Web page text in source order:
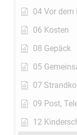
04 Vor dem
06 Kosten
08 Gepäck
05
07
09 Post,
12